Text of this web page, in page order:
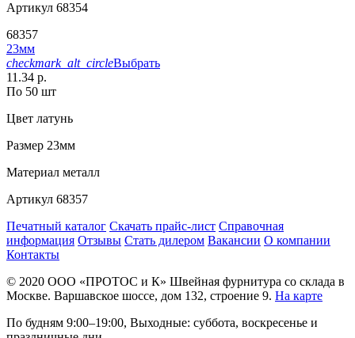
Артикул 68354
68357
23мм
checkmark_alt_circleВыбрать
11.34 р.
По 50 шт
Цвет латунь
Размер 23мм
Материал металл
Артикул 68357
Печатный каталог Скачать прайс-лист Справочная
информация Отзывы Стать дилером Вакансии О компании
Контакты
© 2020 ООО «ПРОТОС и К» Швейная фурнитура со склада в
Москве. Варшавское шоссе, дом 132, строение 9. На карте
По будням 9:00–19:00, Выходные: суббота, воскресенье и